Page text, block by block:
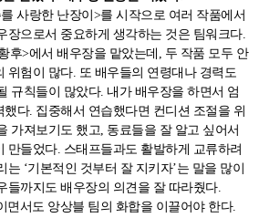
사랑한 난장이>를 시작으로 여러 작품에서
장으로서 중요하게 생각하는 것은 팀워크다.
후>에서 배우장을 맡았는데, 두 작품 모두 안
위험이 많다. 또 배우들의 연령대나 경력도
규칙들이 많았다. 내가 배우장을 하면서 엄
다. 집중해서 연습했다면 컨디션 조절을 위
가져보기도 했고, 동료들을 잘 알고 싶어서
만들었다. 스태프들과도 활발하게 교류하려
‘기본적인 것부터 잘 지키자’는 말을 많이
들까지도 배우장의 의견을 잘 따라줬다.
면서도 앙상블 팀의 화합을 이끌어야 한다.